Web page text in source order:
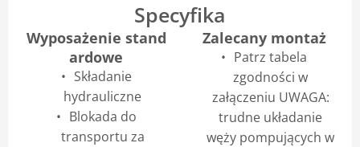
Specyfika
Wyposażenie stand
ardowe
Składanie
hydrauliczne
Blokada do
transportu za
Zalecany montaż
Patrz tabela
zgodności w
załączeniu UWAGA:
trudne układanie
węży pompujących w